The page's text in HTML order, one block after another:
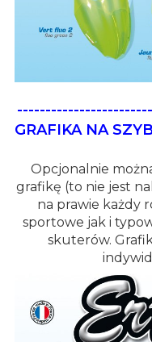
GRAFIKA NA
Opcjonalnie
grafikę (to nie jest
na prawie każdy
sportowe jak i
skuterów.